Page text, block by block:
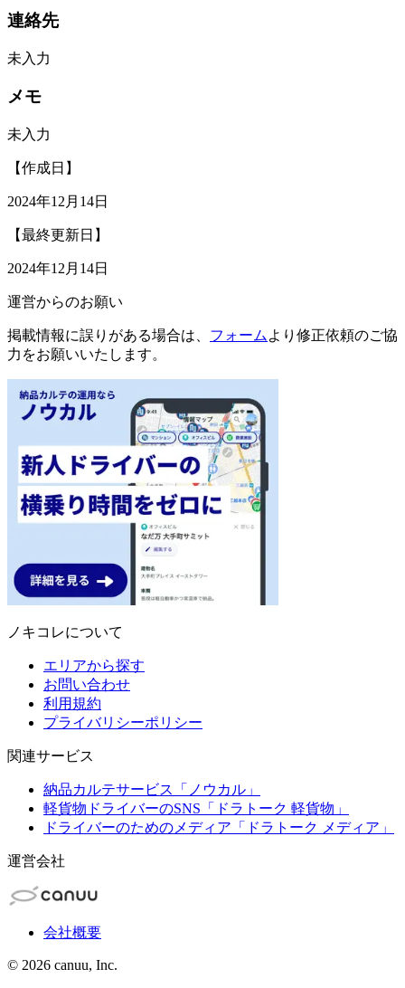
連絡先
未入力
メモ
未入力
【作成日】
2024年12月14日
【最終更新日】
2024年12月14日
運営からのお願い
掲載情報に誤りがある場合は、 フォーム より修正依頼のご協
力をお願いいたします。
ノキコレについて
エリアから探す
お問い合わせ
利用規約
プライバリシーポリシー
関連サービス
納品カルテサービス「ノウカル」
軽貨物ドライバーのSNS「ドラトーク 軽貨物」
ドライバーのためのメディア「ドラトーク メディア」
運営会社
会社概要
© 2026 canuu, Inc.